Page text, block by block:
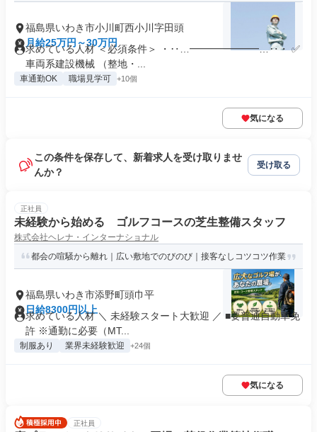
福島県いわき市小川町西小川字田頭
月給25万円～30万円
求めている人材 ＜必須条件＞ ・‥…━━━━━━━…‥・ ✅
車両系建設機械 （整地・...
車通勤OK 職場見学可 +10個
気になる
この条件を保存して、新着求人を受け取りませ
んか？
受け取る
正社員
未経験から始める ゴルフコースの芝生整備スタッフ
株式会社ヘレナ・インターナショナル
都会の喧騒から離れ｜広い敷地でのびのび｜接客なしコツコツ作業
福島県いわき市添野町頭巾平
日給8300円以上
求めている人材 ＼ 未経験スタート大歓迎 ／ ■要普通自動車免
許 ※通勤に必要（MT...
制服あり 業界未経験歓迎 +24個
気になる
正社員